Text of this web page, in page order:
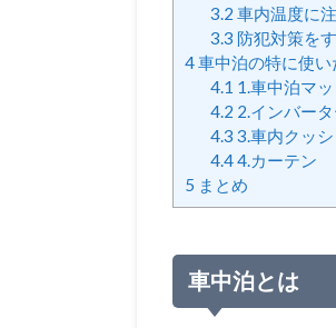
3.2 車内温度に
3.3 防犯対策を
4 車中泊の特に使
4.1 1.車中泊マッ
4.2 2.インバー
4.3 3.車内クッ
4.44.カーテン
5 まとめ
車中泊とは